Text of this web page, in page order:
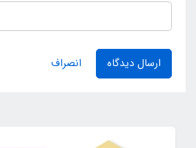
ارسال دیدگاه انصراف